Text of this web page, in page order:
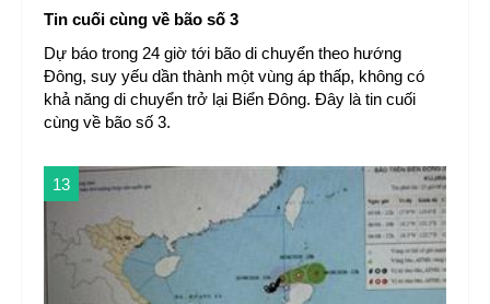
Tin cuối cùng về bão số 3
Dự báo trong 24 giờ tới bão di chuyển theo hướng
Đông, suy yếu dần thành một vùng áp thấp, không có
khả năng di chuyển trở lại Biển Đông. Đây là tin cuối
cùng về bão số 3.
13